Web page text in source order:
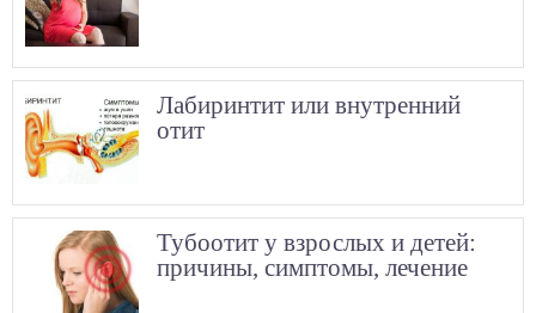
Лабиринтит или внутренний
отит
Тубоотит у взрослых и детей:
причины, симптомы, лечение